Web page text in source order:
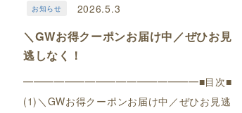
お知らせ 2026.5.3
＼GWお得クーポンお届け中／ぜひお見
逃しなく！
━━━━━━━━━━━━━━━━━■目次■
(1)＼GWお得クーポンお届け中／ぜひお見逃